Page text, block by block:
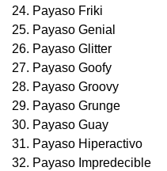
24. Payaso Friki
25. Payaso Genial
26. Payaso Glitter
27. Payaso Goofy
28. Payaso Groovy
29. Payaso Grunge
30. Payaso Guay
31. Payaso Hiperactivo
32. Payaso Impredecible